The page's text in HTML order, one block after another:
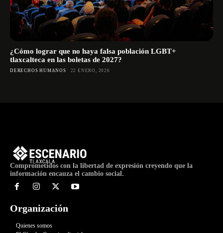
¿Cómo lograr que no haya falsa población LGBT+
tlaxcalteca en las boletas de 2027?
DERECHOS HUMANOS 22 ENERO, 2026
Comprometidos con la libertad de expresión creyendo que la
información encauza el cambio social.
Organización
Quienes somos